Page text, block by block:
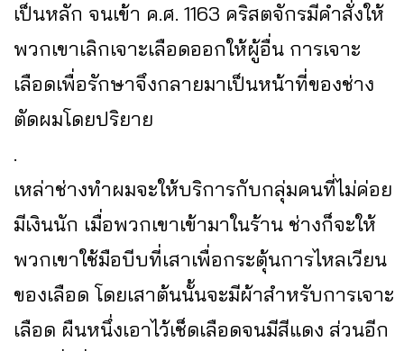
เป็นหลัก จนเข้า ค.ศ. 1163 คริสตจักรมีคำสั่งให้
พวกเขาเลิกเจาะเลือดออกให้ผู้อื่น การเจาะ
เลือดเพื่อรักษาจึงกลายมาเป็นหน้าที่ของช่าง
ตัดผมโดยปริยาย
.
เหล่าช่างทำผมจะให้บริการกับกลุ่มคนที่ไม่ค่อย
มีเงินนัก เมื่อพวกเขาเข้ามาในร้าน ช่างก็จะให้
พวกเขาใช้มือบีบที่เสาเพื่อกระตุ้นการไหลเวียน
ของเลือด โดยเสาต้นนั้นจะมีผ้าสำหรับการเจาะ
เลือด ผืนหนึ่งเอาไว้เช็ดเลือดจนมีสีแดง ส่วนอีก